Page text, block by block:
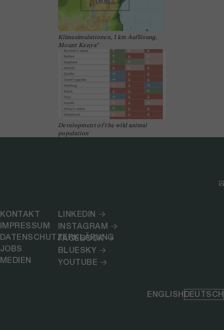
Klimasimulationen, 1 km Auflösung,
Mount Kenya“
Development of the wild animal
population
KONTAKT
IMPRESSUM
DATENSCHUTZERKLÄRUNG
JOBS
MEDIEN
LINKEDIN
INSTAGRAM
FACEBOOK
BLUESKY
YOUTUBE
ENGLISH DEUTSCH